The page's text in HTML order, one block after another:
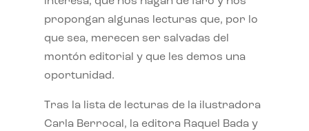
propongan algunas lecturas que, por lo
que sea, merecen ser salvadas del
montón editorial y que les demos una
oportunidad.
Tras la lista de lecturas de la ilustradora
Carla Berrocal, la editora Raquel Bada y